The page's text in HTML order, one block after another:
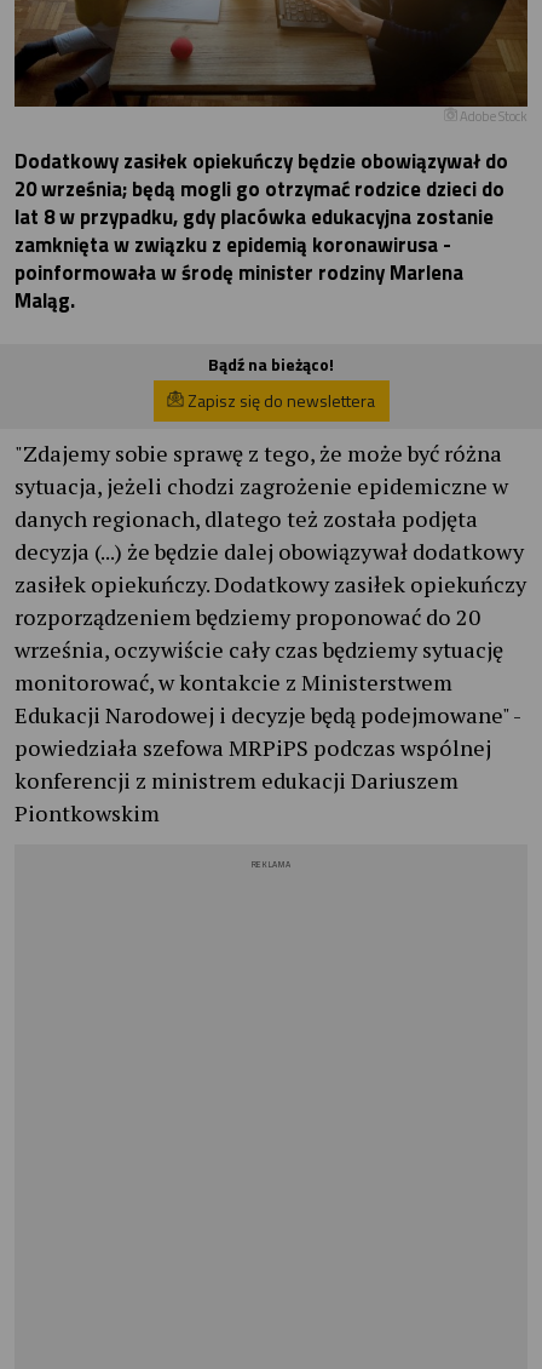
Adobe Stock
Dodatkowy zasiłek opiekuńczy będzie obowiązywał do
20 września; będą mogli go otrzymać rodzice dzieci do
lat 8 w przypadku, gdy placówka edukacyjna zostanie
zamknięta w związku z epidemią koronawirusa -
poinformowała w środę minister rodziny Marlena
Maląg.
Bądź na bieżąco!
Zapisz się do newslettera
"Zdajemy sobie sprawę z tego, że może być różna
sytuacja, jeżeli chodzi zagrożenie epidemiczne w
danych regionach, dlatego też została podjęta
decyzja (...) że będzie dalej obowiązywał dodatkowy
zasiłek opiekuńczy. Dodatkowy zasiłek opiekuńczy
rozporządzeniem będziemy proponować do 20
września, oczywiście cały czas będziemy sytuację
monitorować, w kontakcie z Ministerstwem
Edukacji Narodowej i decyzje będą podejmowane" -
powiedziała szefowa MRPiPS podczas wspólnej
konferencji z ministrem edukacji Dariuszem
Piontkowskim
REKLAMA